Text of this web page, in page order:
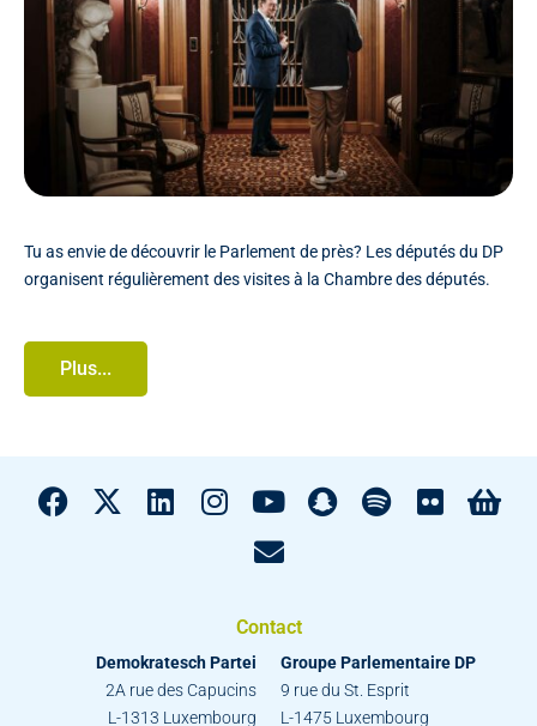
Tu as envie de découvrir le Parlement de près? Les députés du DP
organisent régulièrement des visites à la Chambre des députés.
Plus...
Contact
Demokratesch Partei
2A rue des Capucins
L-1313 Luxembourg
Groupe Parlementaire DP
9 rue du St. Esprit
L-1475 Luxembourg